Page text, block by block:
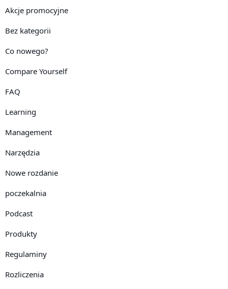
Akcje promocyjne
Bez kategorii
Co nowego?
Compare Yourself
FAQ
Learning
Management
Narzędzia
Nowe rozdanie
poczekalnia
Podcast
Produkty
Regulaminy
Rozliczenia